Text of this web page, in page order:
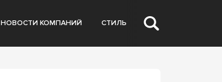
НОВОСТИ КОМПАНИЙ СТИЛЬ